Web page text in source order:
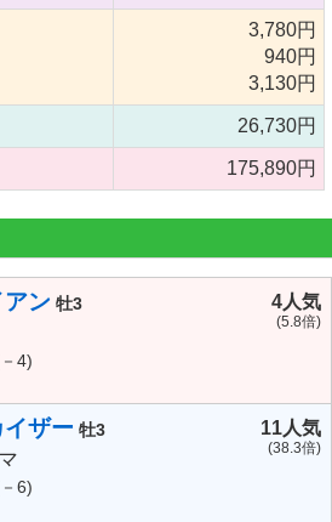
3,780円
940円
3,130円
26,730円
175,890円
ン 牡3
4)
4人気
(5.8倍)
ザー 牡3
6)
11人気
(38.3倍)